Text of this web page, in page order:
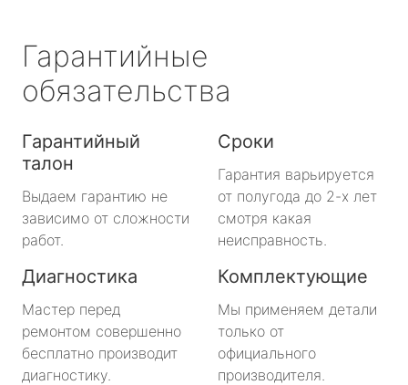
Гарантийные
обязательства
Гарантийный
талон
Выдаем гарантию не
зависимо от сложности
работ.
Сроки
Гарантия варьируется
от полугода до 2-х лет
смотря какая
неисправность.
Диагностика
Мастер перед
ремонтом совершенно
бесплатно производит
диагностику.
Комплектующие
Мы применяем детали
только от
официального
производителя.